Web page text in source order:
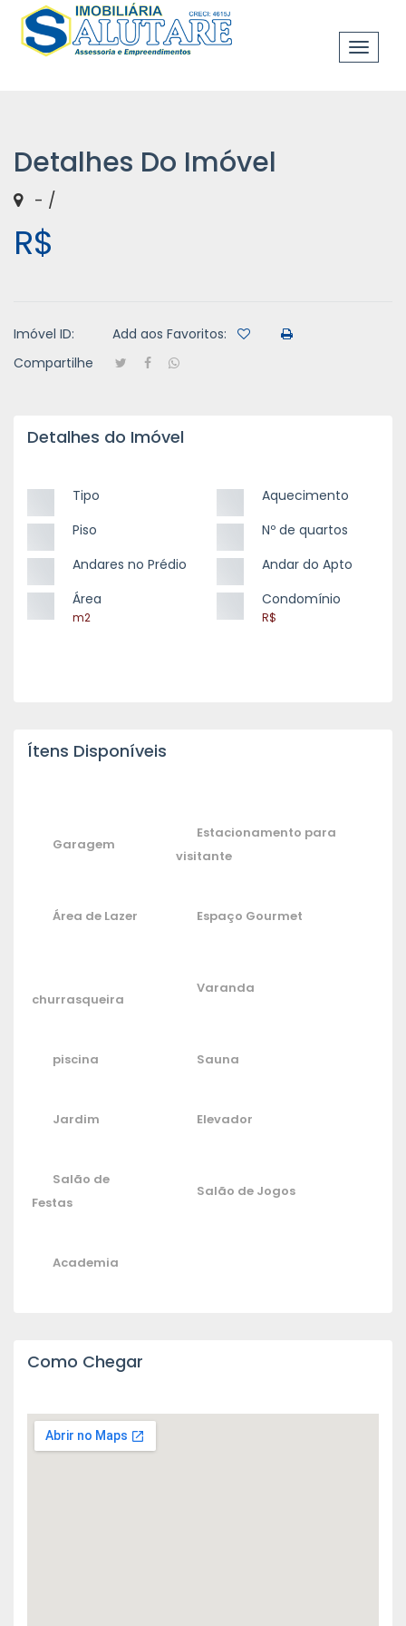
Toggle
Detalhes Do Imóvel
- /
R$
Imóvel ID:
Add aos Favoritos:
Compartilhe
Detalhes do Imóvel
Tipo
Aquecimento
Piso
Nº de quartos
Andares no Prédio
Andar do Apto
Área
m2
Condomínio
R$
Ítens Disponíveis
Garagem
Estacionamento para
visitante
Área de Lazer Espaço Gourmet
churrasqueira
Varanda
piscina Sauna
Jardim Elevador
Salão de
Festas
Salão de Jogos
Academia
Como Chegar